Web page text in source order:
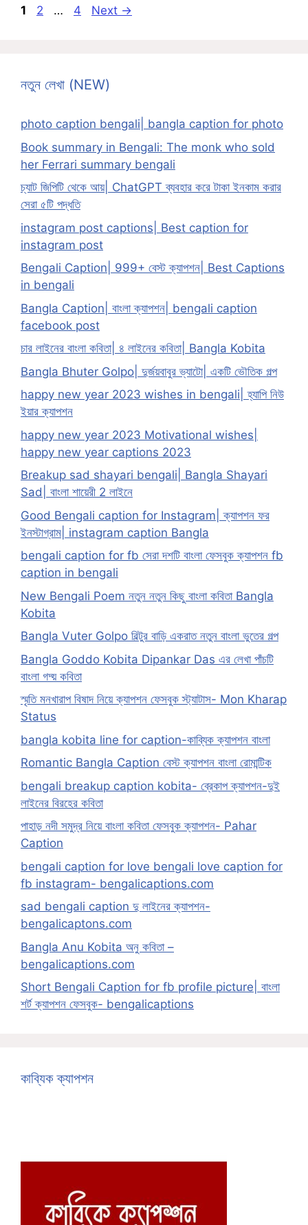
Page
1 Page
2 … Page
4 Next →
নতুন লেখা (NEW)
photo caption bengali| bangla caption for photo
Book summary in Bengali: The monk who sold
her Ferrari summary bengali
চ্যাট জিপিটি থেকে আয়| ChatGPT ব্যবহার করে টাকা ইনকাম করার
সেরা ৫টি পদ্ধতি
instagram post captions| Best caption for
instagram post
Bengali Caption| 999+ বেস্ট ক্যাপশন| Best Captions
in bengali
Bangla Caption| বাংলা ক্যাপশন| bengali caption
facebook post
চার লাইনের বাংলা কবিতা| ৪ লাইনের কবিতা| Bangla Kobita
Bangla Bhuter Golpo| দুর্জয়বাবুর ভ্যাটো| একটি ভৌতিক গল্প
happy new year 2023 wishes in bengali| হ্যাপি নিউ
ইয়ার ক্যাপশন
happy new year 2023 Motivational wishes|
happy new year captions 2023
Breakup sad shayari bengali| Bangla Shayari
Sad| বাংলা শায়েরী 2 লাইনে
Good Bengali caption for Instagram| ক্যাপশন ফর
ইনস্টাগ্রাম| instagram caption Bangla
bengali caption for fb সেরা দশটি বাংলা ফেসবুক ক্যাপশন fb
caption in bengali
New Bengali Poem নতুন নতুন কিছু বাংলা কবিতা Bangla
Kobita
Bangla Vuter Golpo বিল্টুর বাড়ি একরাত নতুন বাংলা ভুতের গল্প
Bangla Goddo Kobita Dipankar Das এর লেখা পাঁচটি
বাংলা গদ্য় কবিতা
স্মৃতি মনখারাপ বিষাদ নিয়ে ক্যাপশন ফেসবুক স্ট্যাটাস- Mon Kharap
Status
bangla kobita line for caption-কাব্যিক ক্যাপশন বাংলা
Romantic Bangla Caption বেস্ট ক্যাপশন বাংলা রোমান্টিক
bengali breakup caption kobita- ব্রেকাপ ক্যাপশন-দুই
লাইনের বিরহের কবিতা
পাহাড় নদী সমুদ্র নিয়ে বাংলা কবিতা ফেসবুক ক্যাপশন- Pahar
Caption
bengali caption for love bengali love caption for
fb instagram- bengalicaptions.com
sad bengali caption দু লাইনের ক্যাপশন-
bengalicaptons.com
Bangla Anu Kobita অনু কবিতা –
bengalicaptions.com
Short Bengali Caption for fb profile picture| বাংলা
শর্ট ক্যাপশন ফেসবুক- bengalicaptions
কাব্যিক ক্যাপশন